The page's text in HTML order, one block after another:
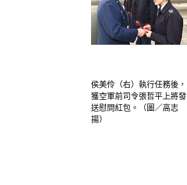
侯美伶（右）執行任務後，
獲空軍前司令張哲平上將發
送慰問紅包。（圖／高志
揚）